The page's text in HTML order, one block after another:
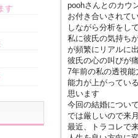
poohさんとのカウ
お付き合いされて
しながら分析をし
私に彼氏の気持ち
が頻繁にリアルに
彼氏の心の叫びが
7年前の私の透視能
能力が上がってい
思います
今回の結婚につい
では厳しいので来
最近、トラコレで
す